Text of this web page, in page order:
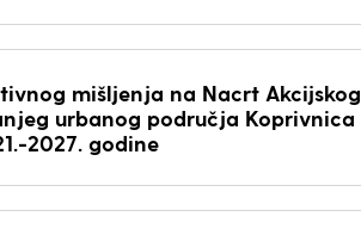
mišljenja na Nacrt Akcijskog
urbanog područja Koprivnica
2027. godine